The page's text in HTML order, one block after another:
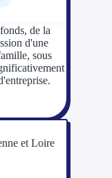
de la
d'une
sous
et Loire